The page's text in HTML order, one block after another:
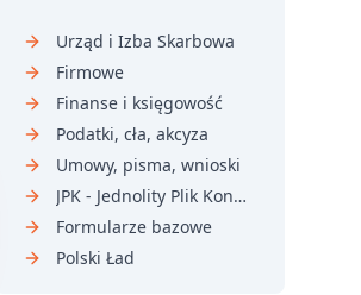
Urząd i Izba Skarbowa
Firmowe
Finanse i księgowość
Podatki, cła, akcyza
Umowy, pisma, wnioski
JPK - Jednolity Plik Kontrolny
Formularze bazowe
Polski Ład